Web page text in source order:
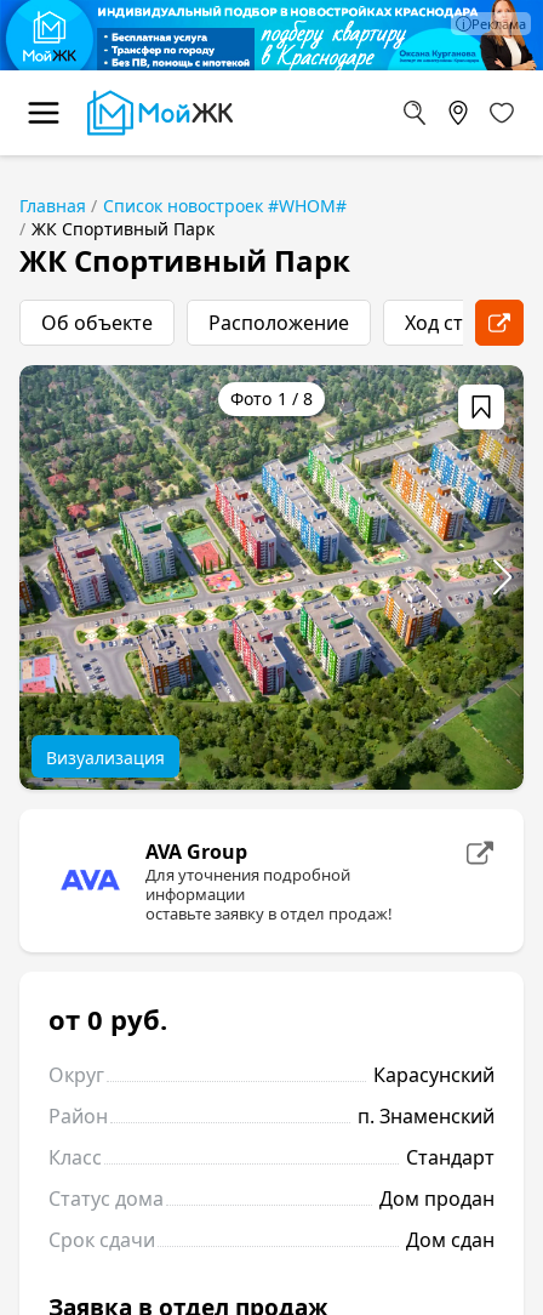
Главная
Список новостроек #WHOM#
ЖК Спортивный Парк
ЖК Спортивный Парк
Об объекте Расположение Ход
1 / 8
Визуализация
AVA Group
Для уточнения подробной
информации
оставьте заявку в отдел продаж!
от 0 руб.
Округ
Карасунский
Район
п. Знаменский
Класс
Стандарт
Статус дома
Дом продан
Срок сдачи
Дом сдан
Заявка в отдел продаж